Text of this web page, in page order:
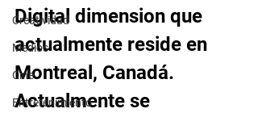
Creatividad
Medios
Cine
Entretenimiento
Digital dimension que
actualmente reside en
Montreal, Canadá.
Actualmente se